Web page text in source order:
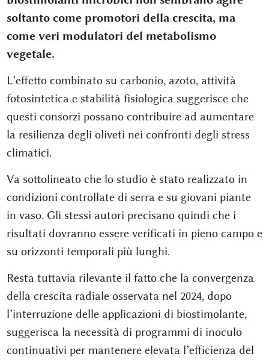
soltanto come promotori della crescita, ma
come veri modulatori del metabolismo
vegetale.
L’effetto combinato su carbonio, azoto, attività
fotosintetica e stabilità fisiologica suggerisce che
questi consorzi possano contribuire ad aumentare
la resilienza degli oliveti nei confronti degli stress
climatici.
Va sottolineato che lo studio è stato realizzato in
condizioni controllate di serra e su giovani piante
in vaso. Gli stessi autori precisano quindi che i
risultati dovranno essere verificati in pieno campo e
su orizzonti temporali più lunghi.
Resta tuttavia rilevante il fatto che la convergenza
della crescita radiale osservata nel 2024, dopo
l’interruzione delle applicazioni di biostimolante,
suggerisca la necessità di programmi di inoculo
continuativi per mantenere elevata l’efficienza del